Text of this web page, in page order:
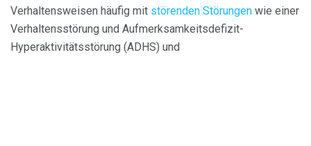
Verhaltensweisen häufig mit störenden Störungen wie einer
Verhaltensstörung und Aufmerksamkeitsdefizit-
Hyperaktivitätsstörung (ADHS) und